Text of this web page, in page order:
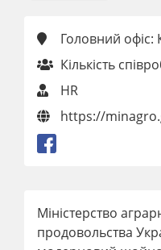
Головний офіс:
Кількість
HR
https://
Міністерство
продовольства